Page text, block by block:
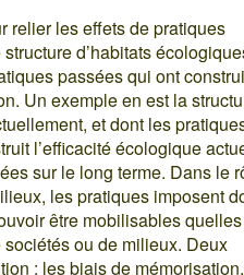
relier les effets de pratiques
d’habitats
passées qui ont
Un exemple en est la
et dont les
l’efficacité écologique
sur le long terme. Dans le
les pratiques imposent
être mobilisables
ou de milieux. Deux
: les biais de mémorisation,